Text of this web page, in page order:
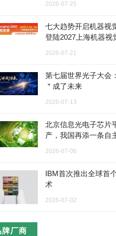
2026-07-25
七大趋势开启机器视
登陆2027上海机器视
2026-07-21
第七届世界光子大会
＂成了未来
2026-07-13
北京信息光电子芯片
产，我国再添一条自
2026-07-06
IBM首次推出全球首
术
2026-07-02
牌厂商